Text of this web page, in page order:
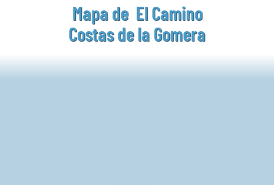
Mapa de El Camino
Costas de la Gomera